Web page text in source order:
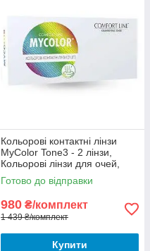
Кольорові контактні лінзи
MyColor Tone3 - 2 лінзи,
Кольорові лінзи для очей,
Лінзи для зміни кольору очей
Готово до відправки
980 ₴/комплект
1 439 ₴/комплект
Купити